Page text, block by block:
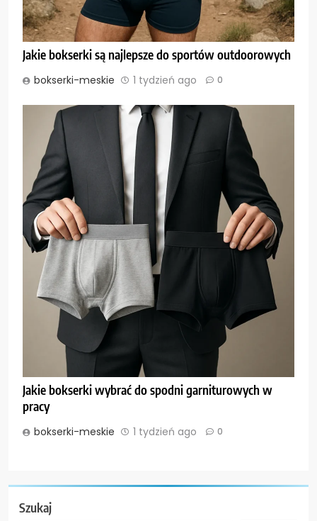
Jakie bokserki są najlepsze do sportów outdoorowych
bokserki-meskie 1 tydzień ago 0
Jakie bokserki wybrać do spodni garniturowych w
pracy
bokserki-meskie 1 tydzień ago 0
Szukaj